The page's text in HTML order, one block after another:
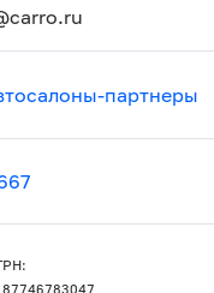
партнеры